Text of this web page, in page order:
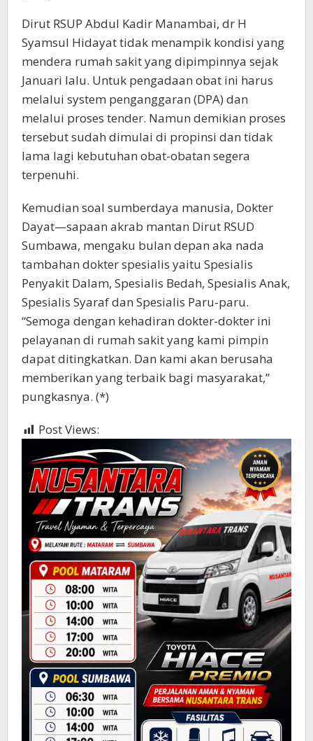
Dirut RSUP Abdul Kadir Manambai, dr H
Syamsul Hidayat tidak menampik kondisi yang
mendera rumah sakit yang dipimpinnya sejak
Januari lalu. Untuk pengadaan obat ini harus
melalui system penganggaran (DPA) dan
melalui proses tender. Namun demikian proses
tersebut sudah dimulai di propinsi dan tidak
lama lagi kebutuhan obat-obatan segera
terpenuhi.
Kemudian soal sumberdaya manusia, Dokter
Dayat—sapaan akrab mantan Dirut RSUD
Sumbawa, mengaku bulan depan aka nada
tambahan dokter spesialis yaitu Spesialis
Penyakit Dalam, Spesialis Bedah, Spesialis Anak,
Spesialis Syaraf dan Spesialis Paru-paru.
“Semoga dengan kehadiran dokter-dokter ini
pelayanan di rumah sakit yang kami pimpin
dapat ditingkatkan. Dan kami akan berusaha
memberikan yang terbaik bagi masyarakat,”
pungkasnya. (*)
Post Views: